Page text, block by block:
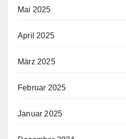
Mai 2025
April 2025
März 2025
Februar 2025
Januar 2025